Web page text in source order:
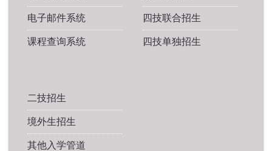
电子邮件系统
课程查询系统
四技联合招生
四技单独招生
二技招生
境外生招生
其他入学管道